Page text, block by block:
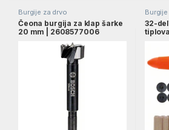
Burgije za drvo
Čeona burgija za klap šarke
20 mm | 2608577006
32-